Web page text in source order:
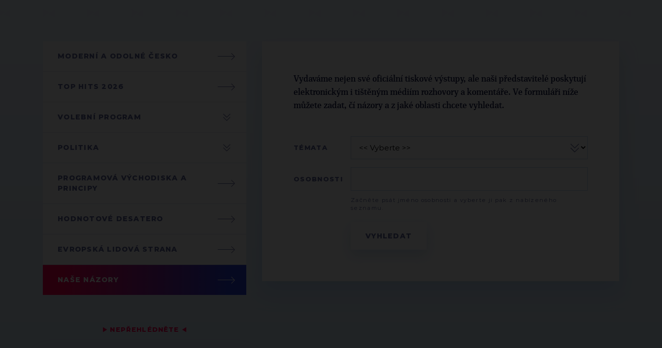
MODERNÍ A ODOLNÉ ČESKO
TOP HITS 2026
VOLEBNÍ PROGRAM
POLITIKA
PROGRAMOVÁ VÝCHODISKA A
PRINCIPY
HODNOTOVÉ DESATERO
EVROPSKÁ LIDOVÁ STRANA
NAŠE NÁZORY
▶ NEPŘEHLÉDNĚTE ◀
Vydaváme nejen své oficiální tiskové výstupy, ale naši představitelé poskytují
elektronickým i tištěným médiím rozhovory a komentáře. Ve formuláři níže
můžete zadat, čí názory a z jaké oblasti chcete vyhledat.
TÉMATA
OSOBNOSTI